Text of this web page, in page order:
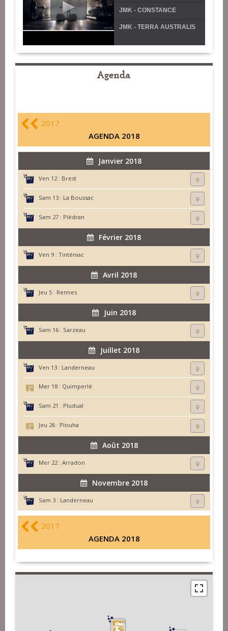
JMK - CONSTANCE
JMK - TERRA AUSTRALIS
Agenda
2017
AGENDA 2018
Janvier 2018
Ven 12 : Brest
Sam 13 : La Boussac
Sam 27 : Plédran
Février 2018
Ven 9 : Tinténiac
Avril 2018
Jeu 5 : Rennes
Juin 2018
Sam 16 : Sarzeau
Juillet 2018
Ven 13 : Landerneau
Mer 18 : Quimperlé
Sam 21 : Pludual
Jeu 26 : Plouha
Août 2018
Mer 22 : Arradon
Novembre 2018
Sam 3 : Landerneau
2017
AGENDA 2018